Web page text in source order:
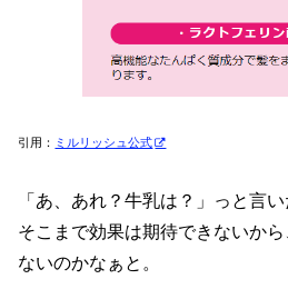
引用： ミルリッシュ公式
「あ、あれ？牛乳は？」っと言
そこまで効果は期待できないか
ないのかなぁと。